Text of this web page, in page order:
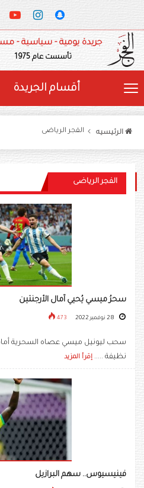
جريدة يومية - سياسية -
تأسست عام 1975
أقسام الجريدة
الرئيسيه الفجر الرياضى
الفجر الرياضى
سحرُ ميسي يُحيي آمال الأرجنتين
473
سحب ليونيل ميسي عصاه السحرية
نظيفة ..... إقرأ المزيد
فينيسيوس.. سهم البرازيل